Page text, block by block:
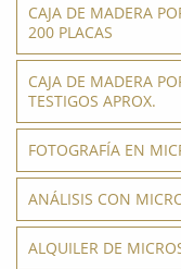
CAJA DE MADERA
200 PLACAS
CAJA DE MADERA
TESTIGOS APROX.
FOTOGRAFÍA EN
ANÁLISIS CON
ALQUILER DE